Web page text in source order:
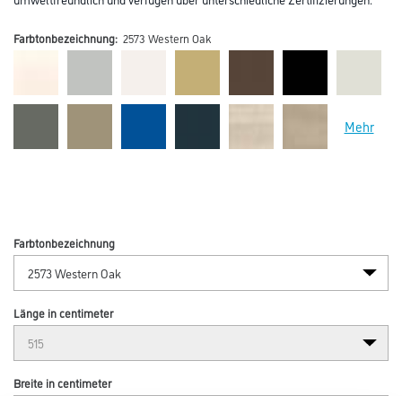
Farbtonbezeichnung: 2573 Western Oak
Mehr
Farbtonbezeichnung
Länge in centimeter
Breite in centimeter